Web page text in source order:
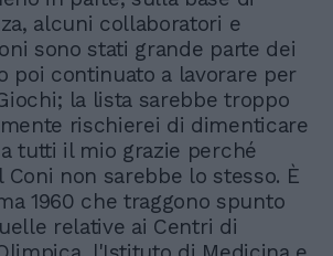
alcuni collaboratori e
sono stati grande parte dei
poi continuato a lavorare per
la lista sarebbe troppo
rischierei di dimenticare
tutti il mio grazie perché
Coni non sarebbe lo stesso. È
1960 che traggono spunto
relative ai Centri di